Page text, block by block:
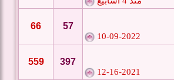
10-09-2022
57
66
12-16-2021
397
559